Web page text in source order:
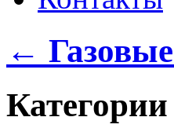
←
Категории